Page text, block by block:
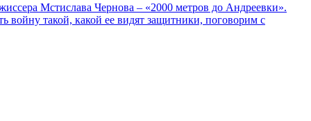
Мстислава Чернова – «2000 метров до Андреевки».
такой, какой ее видят защитники, поговорим с